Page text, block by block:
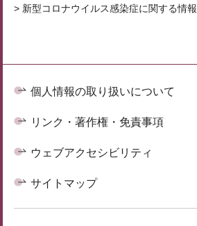
> 新型コロナウイルス感染症に関する情報
個人情報の取り扱いについて
リンク・著作権・免責事項
ウェブアクセシビリティ
サイトマップ